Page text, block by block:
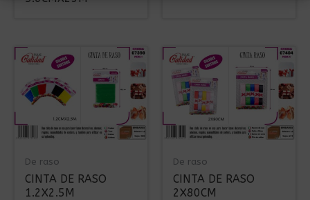
De raso
CINTA DE RASO
1.2X2.5M
De raso
CINTA DE RASO
2X80CM